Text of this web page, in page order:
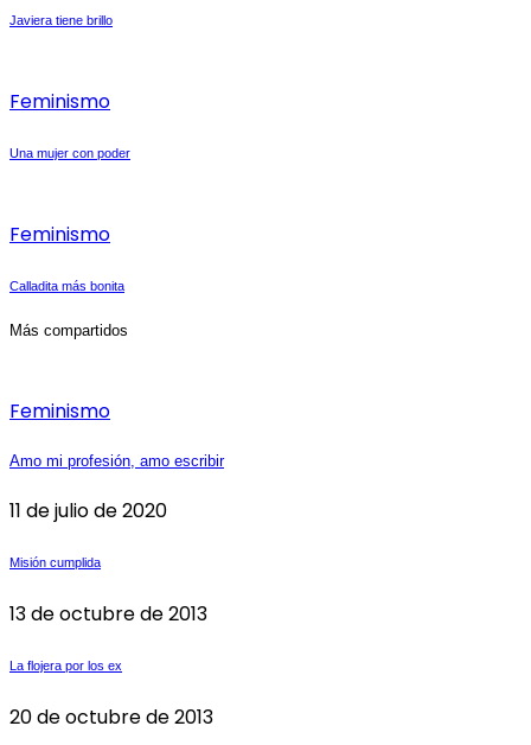
Javiera tiene brillo
Feminismo
Una mujer con poder
Feminismo
Calladita más bonita
Más compartidos
Feminismo
Amo mi profesión, amo escribir
11 de julio de 2020
Misión cumplida
13 de octubre de 2013
La flojera por los ex
20 de octubre de 2013